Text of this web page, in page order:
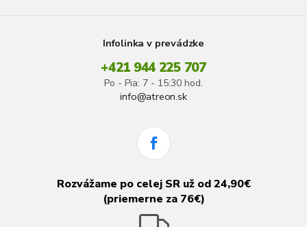
Infolinka v prevádzke
+421 944 225 707
Po - Pia: 7 - 15:30 hod.
info@atreon.sk
Rozvážame po celej SR už od 24,90€
(priemerne za 76€)